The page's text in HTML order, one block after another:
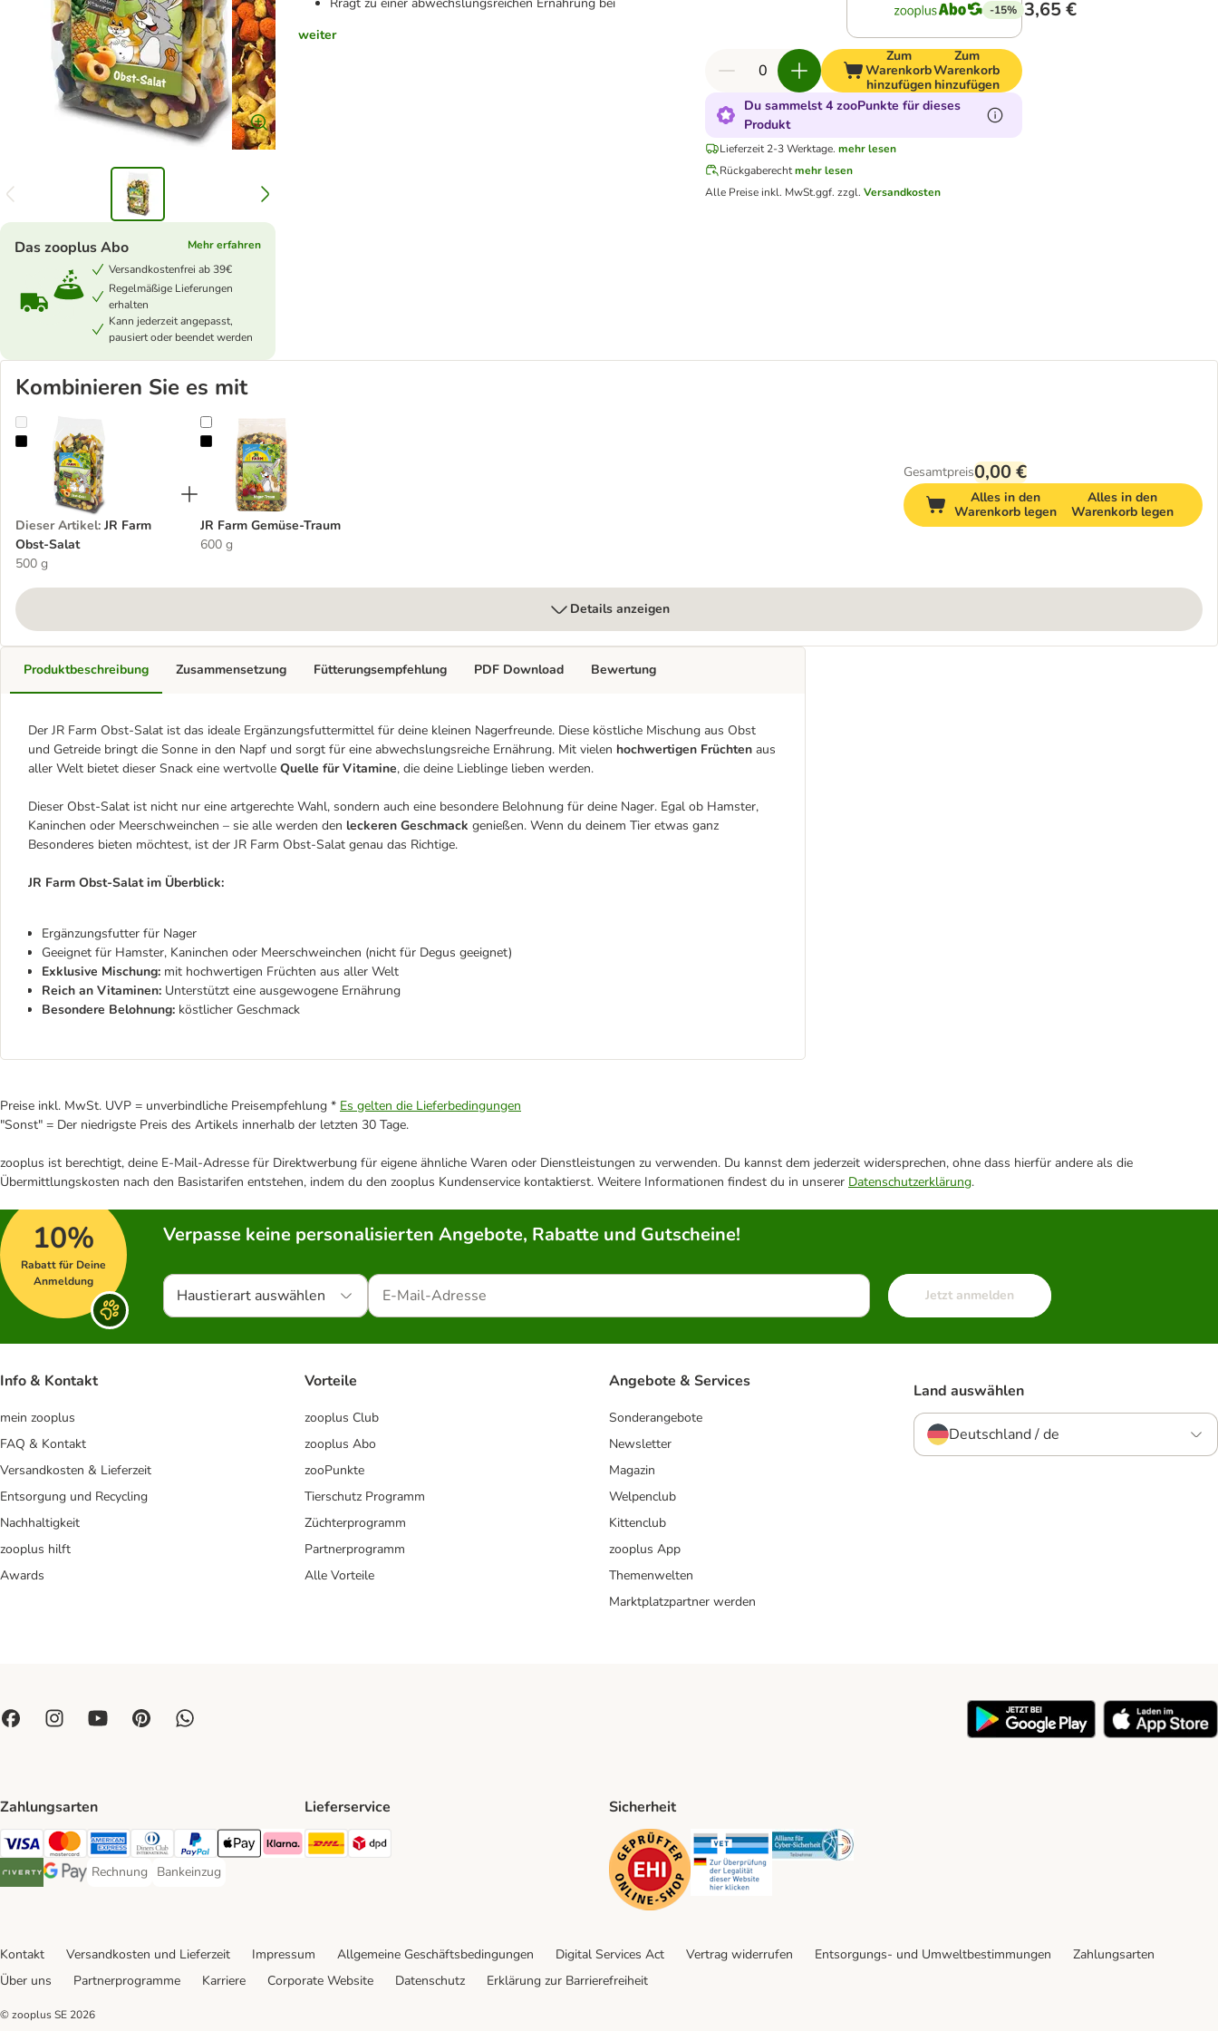
weiter
Das zooplus Abo
Mehr erfahren
Versandkostenfrei ab 39€
Regelmäßige Lieferungen
erhalten
Kann jederzeit angepasst,
pausiert oder beendet werden
-15% 3,65 €
Zum
Warenkorb
hinzufügen
Zum
Warenkorb
hinzufügen
Du sammelst 4 zooPunkte für dieses
Produkt
Lieferzeit 2-3 Werktage. mehr lesen
Rückgaberechtmehr lesen
Alle Preise inkl. MwSt.ggf. zzgl. Versandkosten
Kombinieren Sie es mit
JR Farm Obst-Salat
Dieser Artikel: JR Farm
Obst-Salat
500 g
JR Farm Gemüse-Traum
JR Farm Gemüse-Traum
600 g
Gesamtpreis0,00 €
Alles in den
Warenkorb legen
Alles in den
Warenkorb legen
Details anzeigen
Produktbeschreibung
Der JR Farm Obst-Salat ist das ideale Ergänzungsfuttermittel für deine kleinen Nagerfreunde. Diese köstliche Mischung aus Obst
und Getreide bringt die Sonne in den Napf und sorgt für eine abwechslungsreiche Ernährung. Mit vielen hochwertigen Früchten aus
aller Welt bietet dieser Snack eine wertvolle Quelle für Vitamine, die deine Lieblinge lieben werden.
Dieser Obst-Salat ist nicht nur eine artgerechte Wahl, sondern auch eine besondere Belohnung für deine Nager. Egal ob Hamster,
Kaninchen oder Meerschweinchen – sie alle werden den leckeren Geschmack genießen. Wenn du deinem Tier etwas ganz
Besonderes bieten möchtest, ist der JR Farm Obst-Salat genau das Richtige.
JR Farm Obst-Salat im Überblick:
Ergänzungsfutter für Nager
Geeignet für Hamster, Kaninchen oder Meerschweinchen (nicht für Degus geeignet)
Exklusive Mischung: mit hochwertigen Früchten aus aller Welt
Reich an Vitaminen: Unterstützt eine ausgewogene Ernährung
Besondere Belohnung: köstlicher Geschmack
Zusammensetzung Fütterungsempfehlung PDF Download Bewertung
Preise inkl. MwSt. UVP = unverbindliche Preisempfehlung * Es gelten die Lieferbedingungen
"Sonst" = Der niedrigste Preis des Artikels innerhalb der letzten 30 Tage.
zooplus ist berechtigt, deine E-Mail-Adresse für Direktwerbung für eigene ähnliche Waren oder Dienstleistungen zu verwenden. Du kannst dem jederzeit widersprechen, ohne dass hierfür andere als die
Übermittlungskosten nach den Basistarifen entstehen, indem du den zooplus Kundenservice kontaktierst. Weitere Informationen findest du in unserer Datenschutzerklärung.
10%
Rabatt für Deine
Anmeldung
Verpasse keine personalisierten Angebote, Rabatte und Gutscheine!
Haustierart auswählen Jetzt anmelden
Info & Kontakt
mein zooplus
FAQ & Kontakt
Versandkosten & Lieferzeit
Entsorgung und Recycling
Nachhaltigkeit
zooplus hilft
Awards
Vorteile
zooplus Club
zooplus Abo
zooPunkte
Tierschutz Programm
Züchterprogramm
Partnerprogramm
Alle Vorteile
Angebote & Services
Sonderangebote
Newsletter
Magazin
Welpenclub
Kittenclub
zooplus App
Themenwelten
Marktplatzpartner werden
Land auswählen
Deutschland / de
Zahlungsarten
Visa Payment Method
Mastercard Payment Method
American Express Payment Method
Diners Club Payment Method
PayPal Payment Method
Apple Pay Payment Method
Klarna Payment Method
Riverty Payment Method
Google Pay Payment Method
Rechnung
Rechnung Payment Method
Bankeinzug
Bankeinzug Payment Method
Lieferservice
DHL Shipping Method
Sicherheit
Security Security Security
Kontakt Versandkosten und Lieferzeit Impressum Allgemeine Geschäftsbedingungen Digital Services Act Vertrag widerrufen Entsorgungs- und Umweltbestimmungen
Zahlungsarten
Über uns
Partnerprogramme Karriere Corporate Website Datenschutz Erklärung zur Barrierefreiheit
© zooplus SE 2026